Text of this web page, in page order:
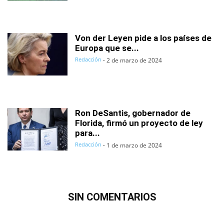
Von der Leyen pide a los países de
Europa que se...
Redacción - 2 de marzo de 2024
Ron DeSantis, gobernador de
Florida, firmó un proyecto de ley
para...
Redacción - 1 de marzo de 2024
SIN COMENTARIOS